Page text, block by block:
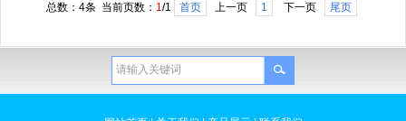
总数：4条 当前页数： 1/1 首页 上一页 1 下一页 尾页